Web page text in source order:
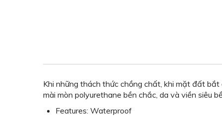
Khi những thách thức chồng chất, khi mặt đất
mài mòn polyurethane bền chắc, da và viền siêu
Features: Waterproof